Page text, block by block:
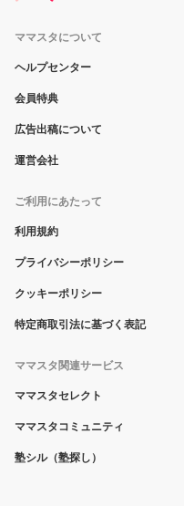
ママスタについて
ヘルプセンター
会員特典
広告出稿について
運営会社
ご利用にあたって
利用規約
プライバシーポリシー
クッキーポリシー
特定商取引法に基づく表記
ママスタ関連サービス
ママスタセレクト
ママスタコミュニティ
塾シル（塾探し）